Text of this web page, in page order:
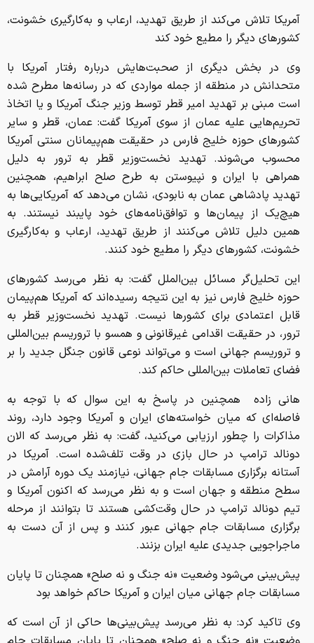
آمریکا تلاش می‌کند از طریق تهدید، ارعاب و به‌کارگیری خشونت،
کشورهای دیگر را مطیع خود کند
وی در بخش دیگری از صحبت‌هایش درباره رفتار آمریکا با
متحدانش در منطقه از جمله مواردی که در رسانه‌ها مطرح شده
است مبنی بر تهدید امیر قطر توسط وزیر جنگ آمریکا و یا اتخاذ
تحریم‌هایی علیه عمان از سوی آمریکا گفت: عمان، قطر و سایر
کشورهای حوزه خلیج فارس در حقیقت هم‌پیمانان سنتی آمریکا
محسوب می‌شوند. تهدید نخست‌وزیر قطر به ترور به دلیل
همراهی با ایران و نپیوستن به طرح صلح ابراهیم، همچنین
تهدید پادشاهی عمان به نابودی، نشان می‌دهد که آمریکایی‌ها به
هیچ‌یک از پیمان‌ها و توافق‌نامه‌های خود پایبند نیستند. به
همین دلیل تلاش می‌کنند از طریق تهدید، ارعاب و به‌کارگیری
خشونت، کشورهای دیگر را مطیع خود کنند.
این تحلیل‌گر مسائل بین‌الملل گفت: به نظر می‌رسد کشورهای
حوزه خلیج فارس نیز به این نتیجه رسیده‌اند که آمریکا هم‌پیمان
قابل اعتمادی برای کشورها نیست. تهدید نخست‌وزیر قطر به
ترور، در حقیقت اقدامی غیرقانونی و همسو با تروریسم بین‌المللی
و تروریسم جهانی است و می‌تواند نوعی قانون جنگل جدید را بر
فضای تعاملات بین‌المللی حاکم کند.
هانی زاده همچنین در پاسخ به این سوال که با توجه به
فاصله‌ای که میان خواسته‌های ایران و آمریکا وجود دارد، روند
مذاکرات را چطور ارزیابی می‌کنید، گفت: به نظر می‌رسد که الان
دونالد ترامپ در حال بازی در وقت تلف‌شده است. آمریکا در
آستانه برگزاری مسابقات جام جهانی، نیازمند یک دوره آرامش در
سطح منطقه و جهان است و به نظر می‌رسد که اکنون آمریکا و
تیم دونالد ترامپ در حال وقت‌کشی هستند تا بتوانند از مرحله
برگزاری مسابقات جام جهانی عبور کنند و پس از آن دست به
ماجراجویی جدیدی علیه ایران بزنند.
پیش‌بینی می‌شود وضعیت «نه جنگ و نه صلح» همچنان تا پایان
مسابقات جام جهانی میان ایران و آمریکا حاکم خواهد بود
وی تاکید کرد: به نظر می‌رسد پیش‌بینی‌ها حاکی از آن است که